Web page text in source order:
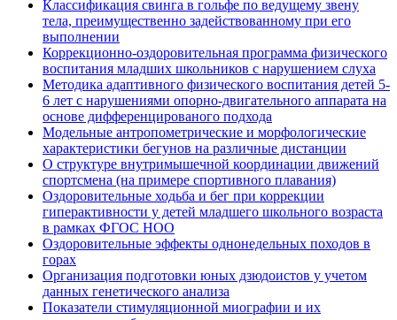
Классификация свинга в гольфе по ведущему звену
тела, преимущественно задействованному при его
выполнении
Коррекционно-оздоровительная программа физического
воспитания младших школьников с нарушением слуха
Методика адаптивного физического воспитания детей 5-
6 лет с нарушениями опорно-двигательного аппарата на
основе дифференцированого подхода
Модельные антропометрические и морфологические
характеристики бегунов на различные дистанции
О структуре внутримышечной координации движений
спортсмена (на примере спортивного плавания)
Оздоровительные ходьба и бег при коррекции
гиперактивности у детей младшего школьного возраста
в рамках ФГОС НОО
Оздоровительные эффекты однонедельных походов в
горах
Организация подготовки юных дзюдоистов у учетом
данных генетического анализа
Показатели стимуляционной миографии и их